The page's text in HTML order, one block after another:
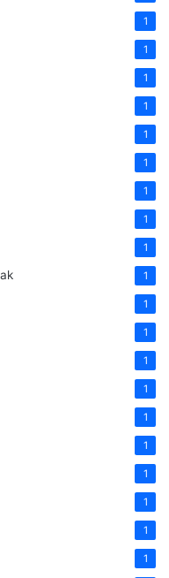
1
1
1
1
1
1
1
1
1
1
1
1
1
1
1
1
1
1
1
1